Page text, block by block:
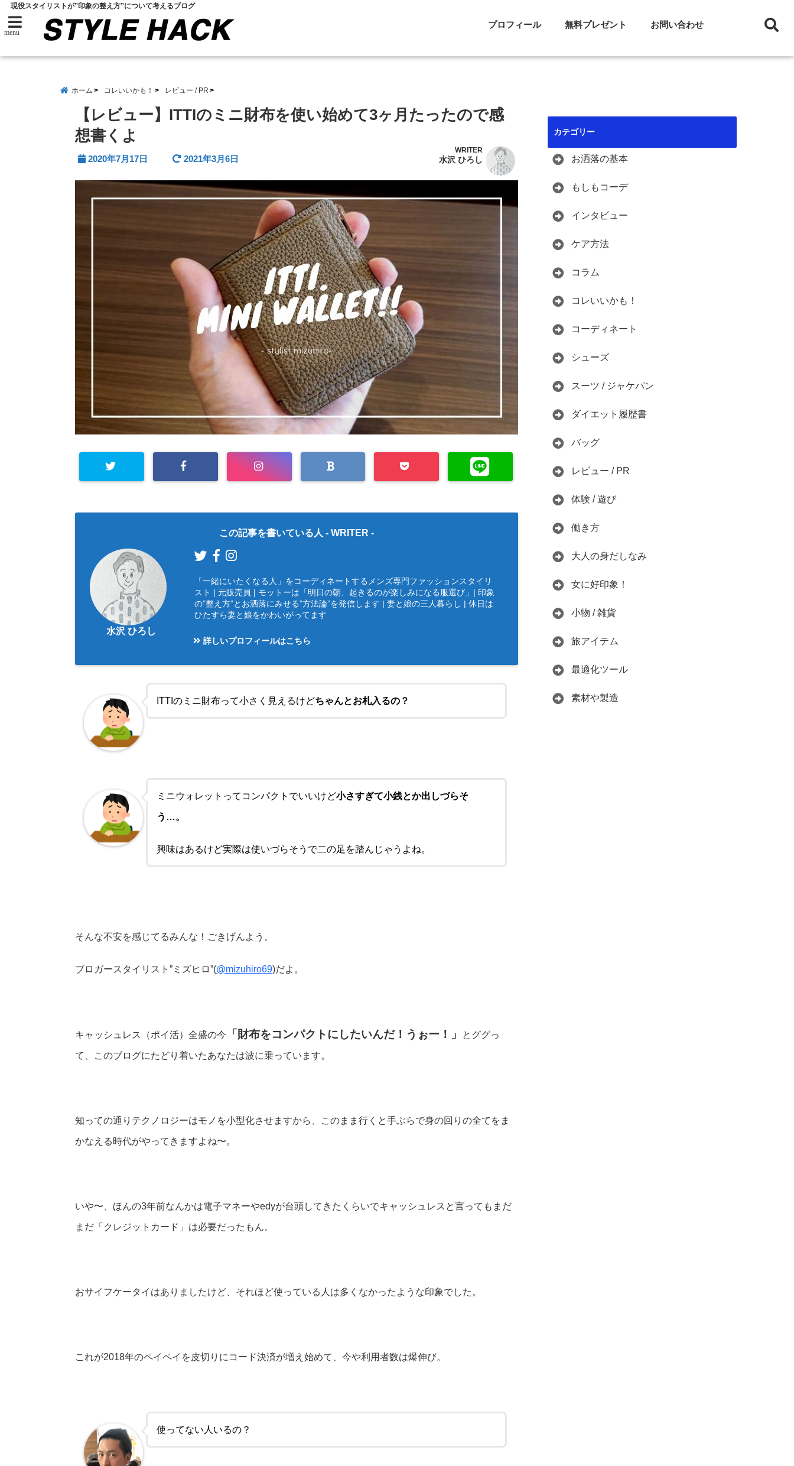
現役スタイリストが”印象の整え方”について考えるブログ
menu
プロフィール 無料プレゼント お問い合わせ
ホーム コレいいかも！ レビュー / PR
【レビュー】ITTIのミニ財布を使い始めて3ヶ月たったので感
想書くよ
2020年7月17日 2021年3月6日
WRITER
水沢 ひろし
mizusawa1982/foppery-
mens.com/public_html/
wp-content/plugins/sns
-count-cache/sns-count
この記事を書いている人 - WRITER -
水沢 ひろし
「一緒にいたくなる人」をコーディネートするメンズ専門ファッションスタイリ
スト | 元販売員 | モットーは「明日の朝、起きるのが楽しみになる服選び」| 印象
の”整え方”とお洒落にみせる”方法論”を発信します | 妻と娘の三人暮らし | 休日は
ひたすら妻と娘をかわいがってます
詳しいプロフィールはこちら
ITTIのミニ財布って小さく見えるけどちゃんとお札入るの？
ミニウォレットってコンパクトでいいけど小さすぎて小銭とか出しづらそ
う…。
興味はあるけど実際は使いづらそうで二の足を踏んじゃうよね。
そんな不安を感じてるみんな！ごきげんよう。
ブロガースタイリスト”ミズヒロ”(@mizuhiro69)だよ。
キャッシュレス（ポイ活）全盛の今 「財布をコンパクトにしたいんだ！うぉー！」 とググっ
て、このブログにたどり着いたあなたは波に乗っています。
知っての通りテクノロジーはモノを小型化させますから、このまま行くと手ぶらで身の回りの全てをま
かなえる時代がやってきますよね〜。
いや〜、ほんの3年前なんかは電子マネーやedyが台頭してきたくらいでキャッシュレスと言ってもまだ
まだ「クレジットカード」は必要だったもん。
おサイフケータイはありましたけど、それほど使っている人は多くなかったような印象でした。
これが2018年のペイペイを皮切りにコード決済が増え始めて、今や利用者数は爆伸び。
使ってない人いるの？
カテゴリー
お洒落の基本
もしもコーデ
インタビュー
ケア方法
コラム
コレいいかも！
コーディネート
シューズ
スーツ / ジャケパン
ダイエット履歴書
バッグ
レビュー / PR
体験 / 遊び
働き方
大人の身だしなみ
女に好印象！
小物 / 雑貨
旅アイテム
最適化ツール
素材や製造